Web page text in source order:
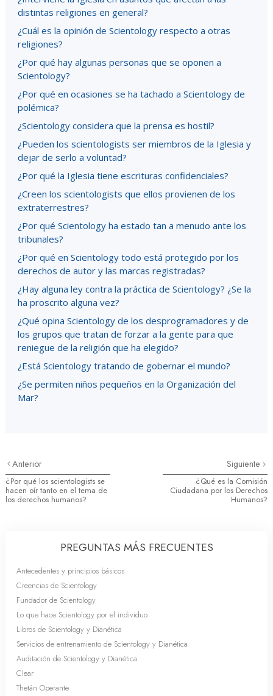
distintas religiones en general?
¿Cuál es la opinión de Scientology respecto a otras
religiones?
¿Por qué hay algunas personas que se oponen a
Scientology?
¿Por qué en ocasiones se ha tachado a Scientology de
polémica?
¿Scientology considera que la prensa es hostil?
¿Pueden los scientologists ser miembros de la Iglesia y
dejar de serlo a voluntad?
¿Por qué la Iglesia tiene escrituras confidenciales?
¿Creen los scientologists que ellos provienen de los
extraterrestres?
¿Por qué Scientology ha estado tan a menudo ante los
tribunales?
¿Por qué en Scientology todo está protegido por los
derechos de autor y las marcas registradas?
¿Hay alguna ley contra la práctica de Scientology? ¿Se la
ha proscrito alguna vez?
¿Qué opina Scientology de los desprogramadores y de
los grupos que tratan de forzar a la gente para que
reniegue de la religión que ha elegido?
¿Está Scientology tratando de gobernar el mundo?
¿Se permiten niños pequeños en la Organización del
Mar?
Anterior
¿Por qué los scientologists se
hacen oír tanto en el tema de
los derechos humanos?
Siguiente
¿Qué es la Comisión
Ciudadana por los Derechos
Humanos?
PREGUNTAS MÁS FRECUENTES
Antecedentes y principios básicos
Creencias de Scientology
Fundador de Scientology
Lo que hace Scientology por el individuo
Libros de Scientology y Dianética
Servicios de entrenamiento de Scientology y Dianética
Auditación de Scientology y Dianética
Clear
Thetán Operante